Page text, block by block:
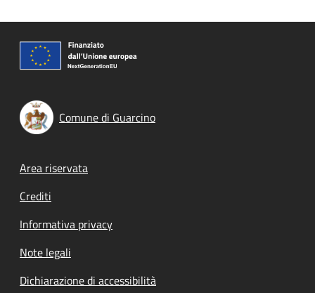
Comune di Guarcino
Footer menu
Area riservata
Crediti
Informativa privacy
Note legali
Dichiarazione di accessibilità